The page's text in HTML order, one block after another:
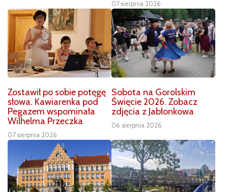
07 sierpnia 2026
Zostawił po sobie potęgę
słowa. Kawiarenka pod
Pegazem wspominała
Wilhelma Przeczka
07 sierpnia 2026
Sobota na Gorolskim
Święcie 2026. Zobacz
zdjęcia z Jabłonkowa
06 sierpnia 2026